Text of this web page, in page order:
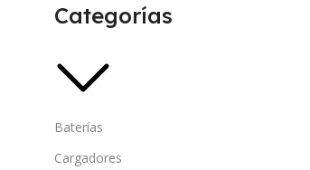
Categorías
Baterías
Cargadores